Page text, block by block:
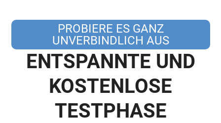
PROBIERE ES GANZ
UNVERBINDLICH AUS
ENTSPANNTE UND
KOSTENLOSE
TESTPHASE